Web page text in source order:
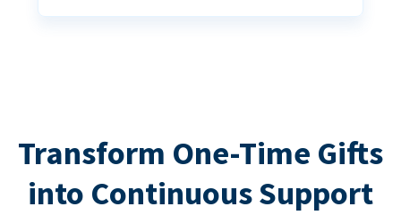
Transform One-Time Gifts
into Continuous Support